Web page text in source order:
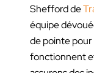
Shefford de
équipe
de pointe
fonctionnent